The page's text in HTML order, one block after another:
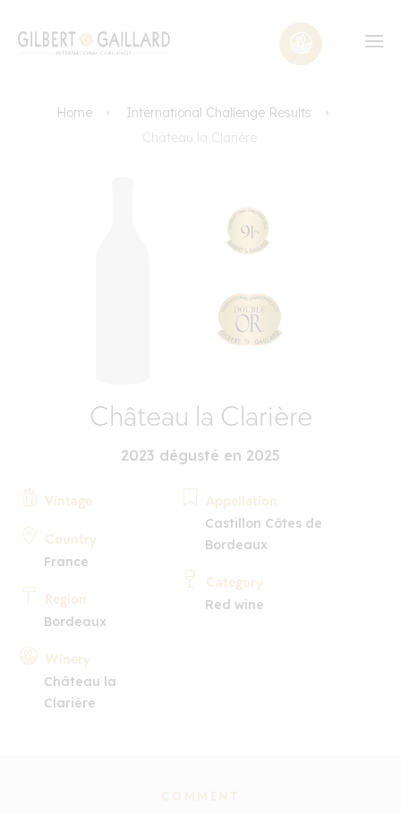
Home
International Challenge Results
Château la Clarière
Château la Clarière
2023 dégusté en 2025
Vintage
Country
France
Region
Bordeaux
Winery
Château la
Clarière
Appellation
Castillon Côtes de
Bordeaux
Category
Red wine
COMMENT